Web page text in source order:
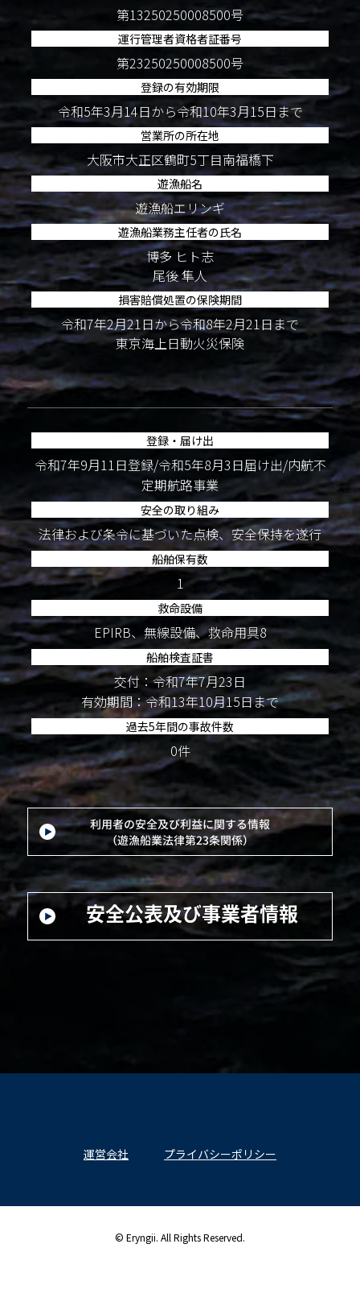
第13250250008500号
運行管理者資格者証番号
第23250250008500号
登録の有効期限
令和5年3月14日から令和10年3月15日まで
営業所の所在地
大阪市大正区鶴町5丁目南福橋下
遊漁船名
遊漁船エリンギ
遊漁船業務主任者の氏名
博多 ヒト志
尾後 隼人
損害賠償処置の保険期間
令和7年2月21日から令和8年2月21日まで
東京海上日動火災保険
登録・届け出
令和7年9月11日登録/令和5年8月3日届け出/内航不
定期航路事業
安全の取り組み
法律および条令に基づいた点検、安全保持を遂行
船舶保有数
1
救命設備
EPIRB、無線設備、救命用具8
船舶検査証書
交付：令和7年7月23日
有効期間：令和13年10月15日まで
過去5年間の事故件数
0件
運営会社 プライバシーポリシー
© Eryngii. All Rights Reserved.